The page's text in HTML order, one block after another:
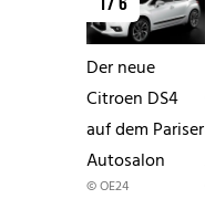
Der neue
Citroen DS4
auf dem Pariser
Autosalon
© OE24